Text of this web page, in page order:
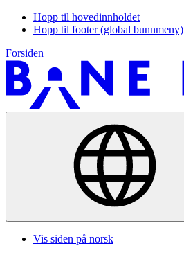
Hopp til hovedinnholdet
Hopp til footer (global bunnmeny)
Forsiden
Vis siden på norsk